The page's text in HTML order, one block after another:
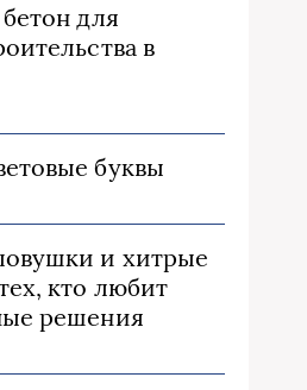
для
в
буквы
и хитрые
кто любит
решения